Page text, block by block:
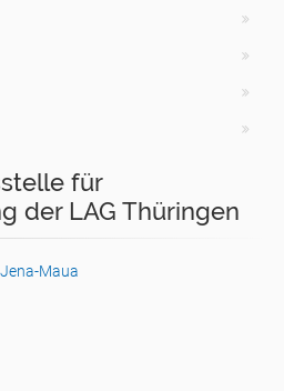
für
der LAG Thüringen
Maua